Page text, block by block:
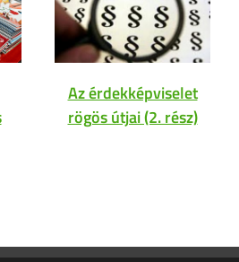
Az érdekképviselet
rögös útjai (2. rész)